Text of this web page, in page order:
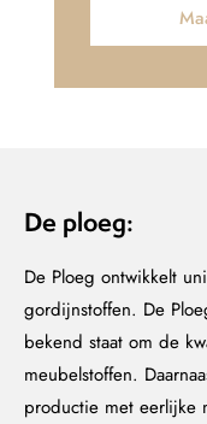
De ploeg:
De Ploeg ontwikkelt
gordijnstoffen. De
bekend staat om de
meubelstoffen.
productie met eerlijke